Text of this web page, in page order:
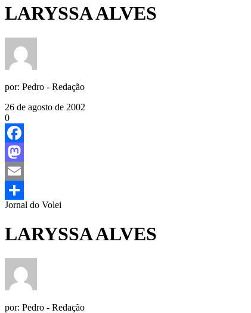
LARYSSA ALVES
por: Pedro - Redação
26 de agosto de 2002
0
Facebook
Mastodon
Email
Share
Jornal do Volei
LARYSSA ALVES
por: Pedro - Redação